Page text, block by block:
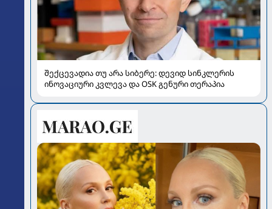
შექცევადია თუ არა სიბერე: დევიდ სინკლერის
ინოვაციური კვლევა და OSK გენური თერაპია